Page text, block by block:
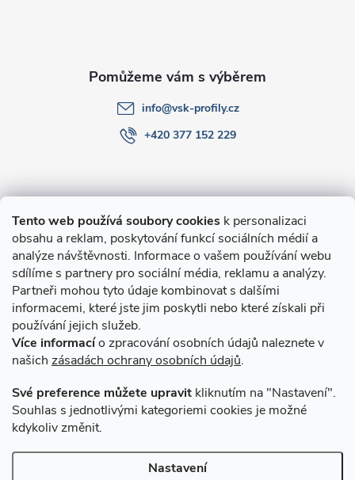
Tento web používá soubory cookies k personalizaci
obsahu a reklam, poskytování funkcí sociálních médií a
analýze návštěvnosti. Informace o vašem používání webu
sdílíme s partnery pro sociální média, reklamu a analýzy.
Partneři mohou tyto údaje kombinovat s dalšími
informacemi, které jste jim poskytli nebo které získali při
používání jejich služeb.
Více informacío zpracování osobních údajů naleznete v
našich zásadách ochrany osobních údajů.
Své preference můžete upravit kliknutím na "Nastavení".
Souhlas s jednotlivými kategoriemi cookies je možné
kdykoliv změnit.
Nastavení
O nákupu
Novinky v programu Alusic
Archiv
info@vsk-profily.cz
+420 377 152 229
Způsoby dopravy